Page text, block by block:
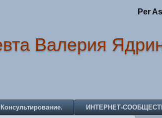
Валерия
Per
ИНТЕРНЕТ-